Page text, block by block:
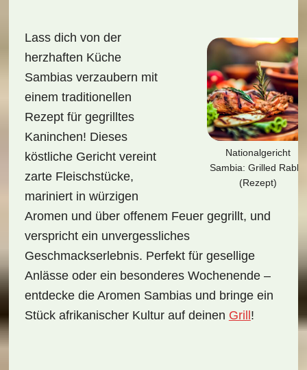
Nationalgericht
Sambia: Grilled Rabbit
(Rezept)
Lass dich von der
herzhaften Küche
Sambias verzaubern mit
einem traditionellen
Rezept für gegrilltes
Kaninchen! Dieses
köstliche Gericht vereint
zarte Fleischstücke,
mariniert in würzigen
Aromen und über offenem Feuer gegrillt, und
verspricht ein unvergessliches
Geschmackserlebnis. Perfekt für gesellige
Anlässe oder ein besonderes Wochenende –
entdecke die Aromen Sambias und bringe ein
Stück afrikanischer Kultur auf deinen Grill !